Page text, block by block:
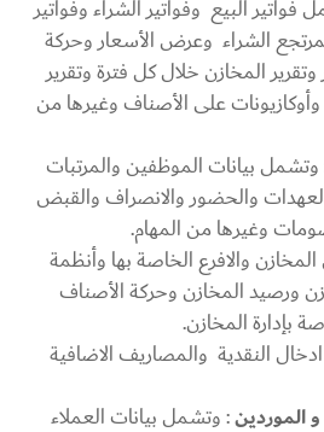
فواتير البيع وفواتير الشراء وفواتير
الشراء وعرض الأسعار وحركة
وتقرير المخازن خلال كل فترة وتقرير
على الأصناف وغيرها من
بيانات الموظفين والمرتبات
والحضور والانصراف والقبض
وغيرها من المهام.
والافرع الخاصة بها وأنظمة
ورصيد المخازن وحركة الأصناف
بإدارة المخازن.
النقدية والمصاريف الاضافية
الموردين: وتشمل بيانات العملاء